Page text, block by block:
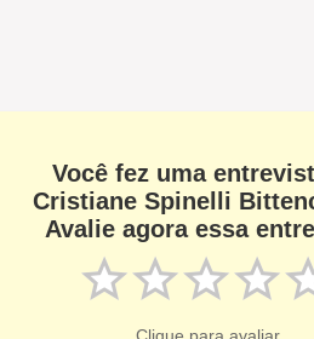
Você fez uma
Cristiane Spinelli
Avalie agora essa